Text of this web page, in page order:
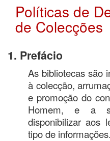
Políticas de
de Colecções
1. Prefácio
As bibliotecas são
à colecção,
e promoção do
Homem, e a
disponibilizar aos
tipo de informações.